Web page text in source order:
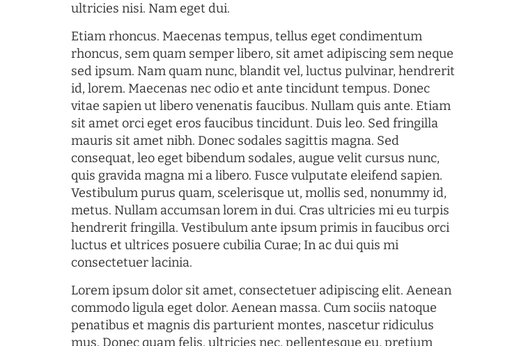
ultricies nisi. Nam eget dui.
Etiam rhoncus. Maecenas tempus, tellus eget condimentum
rhoncus, sem quam semper libero, sit amet adipiscing sem neque
sed ipsum. Nam quam nunc, blandit vel, luctus pulvinar, hendrerit
id, lorem. Maecenas nec odio et ante tincidunt tempus. Donec
vitae sapien ut libero venenatis faucibus. Nullam quis ante. Etiam
sit amet orci eget eros faucibus tincidunt. Duis leo. Sed fringilla
mauris sit amet nibh. Donec sodales sagittis magna. Sed
consequat, leo eget bibendum sodales, augue velit cursus nunc,
quis gravida magna mi a libero. Fusce vulputate eleifend sapien.
Vestibulum purus quam, scelerisque ut, mollis sed, nonummy id,
metus. Nullam accumsan lorem in dui. Cras ultricies mi eu turpis
hendrerit fringilla. Vestibulum ante ipsum primis in faucibus orci
luctus et ultrices posuere cubilia Curae; In ac dui quis mi
consectetuer lacinia.
Lorem ipsum dolor sit amet, consectetuer adipiscing elit. Aenean
commodo ligula eget dolor. Aenean massa. Cum sociis natoque
penatibus et magnis dis parturient montes, nascetur ridiculus
mus. Donec quam felis, ultricies nec, pellentesque eu, pretium